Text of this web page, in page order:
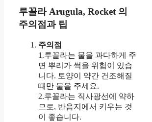
루꼴라 Arugula, Rocket의
주의점과 팁
주의점
1.루꼴라는 물을 과다하게 주
면 뿌리가 썩을 위험이 있습
니다. 토양이 약간 건조해질
때만 물을 주세요.
2.루꼴라는 직사광선에 약하
므로, 반음지에서 키우는 것
이 좋습니다.